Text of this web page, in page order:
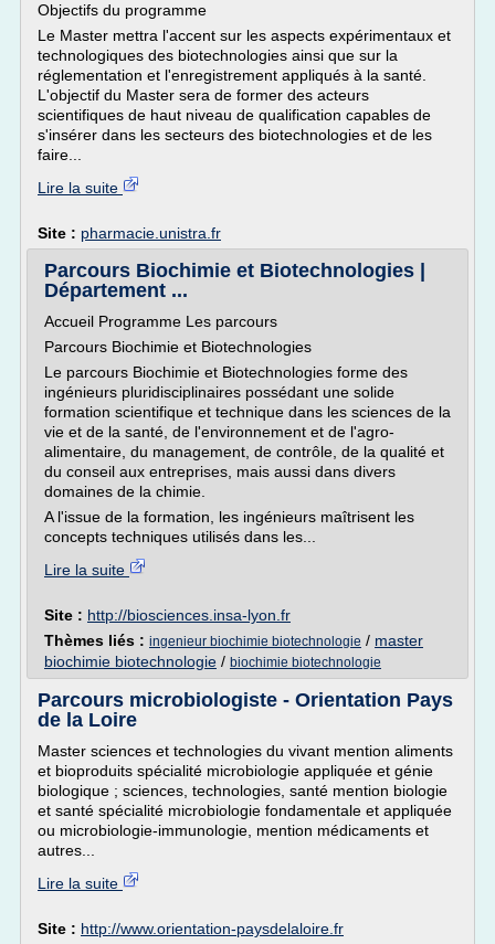
Objectifs du programme
Le Master mettra l'accent sur les aspects expérimentaux et
technologiques des biotechnologies ainsi que sur la
réglementation et l'enregistrement appliqués à la santé.
L'objectif du Master sera de former des acteurs
scientifiques de haut niveau de qualification capables de
s'insérer dans les secteurs des biotechnologies et de les
faire...
Lire la suite
Site : pharmacie.unistra.fr
Parcours Biochimie et Biotechnologies |
Département ...
Accueil Programme Les parcours
Parcours Biochimie et Biotechnologies
Le parcours Biochimie et Biotechnologies forme des
ingénieurs pluridisciplinaires possédant une solide
formation scientifique et technique dans les sciences de la
vie et de la santé, de l'environnement et de l'agro-
alimentaire, du management, de contrôle, de la qualité et
du conseil aux entreprises, mais aussi dans divers
domaines de la chimie.
A l'issue de la formation, les ingénieurs maîtrisent les
concepts techniques utilisés dans les...
Lire la suite
Site : http://biosciences.insa-lyon.fr
Thèmes liés : ingenieur biochimie biotechnologie / master
biochimie biotechnologie / biochimie biotechnologie
Parcours microbiologiste - Orientation Pays
de la Loire
Master sciences et technologies du vivant mention aliments
et bioproduits spécialité microbiologie appliquée et génie
biologique ; sciences, technologies, santé mention biologie
et santé spécialité microbiologie fondamentale et appliquée
ou microbiologie-immunologie, mention médicaments et
autres...
Lire la suite
Site : http://www.orientation-paysdelaloire.fr